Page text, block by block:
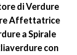
di Verdure
Affettatrice
a Spirale
con